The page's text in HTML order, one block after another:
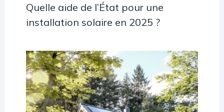
Quelle aide de l’État pour une
installation solaire en 2025 ?